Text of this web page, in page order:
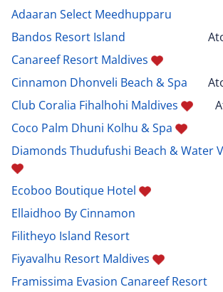
Adaaran Select Meedhupparu
Bandos Resort Island
Canareef Resort Maldives
Cinnamon Dhonveli Beach & Spa
Club Coralia Fihalhohi Maldives
Coco Palm Dhuni Kolhu & Spa
Diamonds Thudufushi Beach & Water
Ecoboo Boutique Hotel
Ellaidhoo By Cinnamon
Filitheyo Island Resort
Fiyavalhu Resort Maldives
Framissima Evasion Canareef Resort